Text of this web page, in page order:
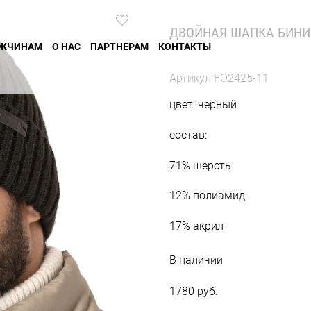
О НАС ПАРТНЕРАМ КОНТАКТЫ
ДВОЙНАЯ ШАПКА БИНИ
Артикул FO2425-11
цвет: черный
состав:
71% шерсть
12% полиамид
17% акрил
В наличии
1780 руб.